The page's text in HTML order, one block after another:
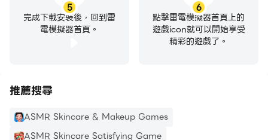
5
完成下載安裝後，回到雷
電模擬器首頁。
6
點擊雷電模擬器首頁上的
遊戲icon就可以開始享受
精彩的遊戲了。
推薦搜尋
ASMR Skincare & Makeup Games
ASMR Skincare Satisfying Game